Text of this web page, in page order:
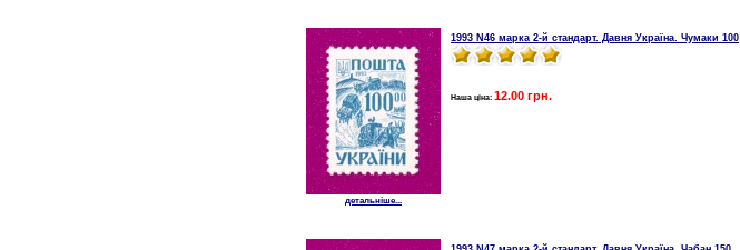
детальніше...
1993 N46 марка 2-й стандарт. Давня Україна. Чумаки 100
Наша ціна: 12.00 грн.